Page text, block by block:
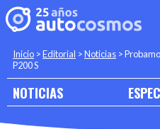
Inicio >Editorial >Noticias >
P200 S
NOTICIAS